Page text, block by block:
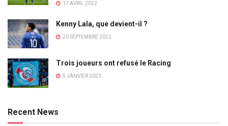
17 AVRIL 2022
Kenny Lala, que devient-il ?
20 SEPTEMBRE 2022
Trois joueurs ont refusé le Racing
5 JANVIER 2023
Recent News